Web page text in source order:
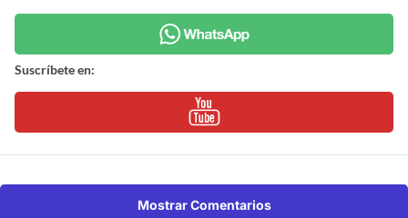
Suscríbete en:
Mostrar Comentarios